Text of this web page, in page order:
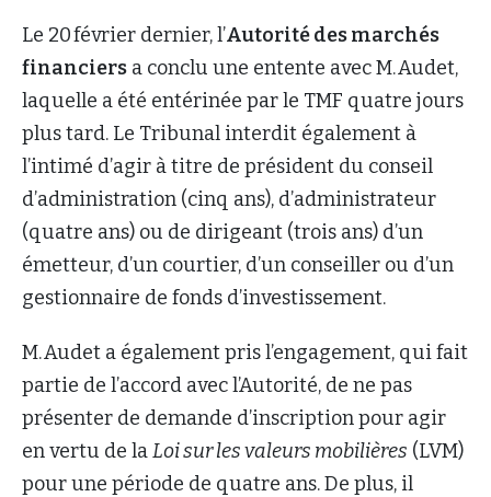
Le 20 février dernier, l’Autorité des marchés
financiers a conclu une entente avec M. Audet,
laquelle a été entérinée par le TMF quatre jours
plus tard. Le Tribunal interdit également à
l’intimé d’agir à titre de président du conseil
d’administration (cinq ans), d’administrateur
(quatre ans) ou de dirigeant (trois ans) d’un
émetteur, d’un courtier, d’un conseiller ou d’un
gestionnaire de fonds d’investissement.
M. Audet a également pris l’engagement, qui fait
partie de l’accord avec l’Autorité, de ne pas
présenter de demande d’inscription pour agir
en vertu de laLoi sur les valeurs mobilières (LVM)
pour une période de quatre ans. De plus, il